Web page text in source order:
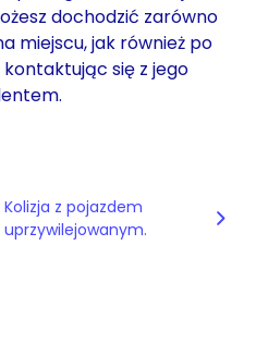
dochodzić zarówno
miejscu, jak również po
się z jego
Kolizja z pojazdem
uprzywilejowanym.